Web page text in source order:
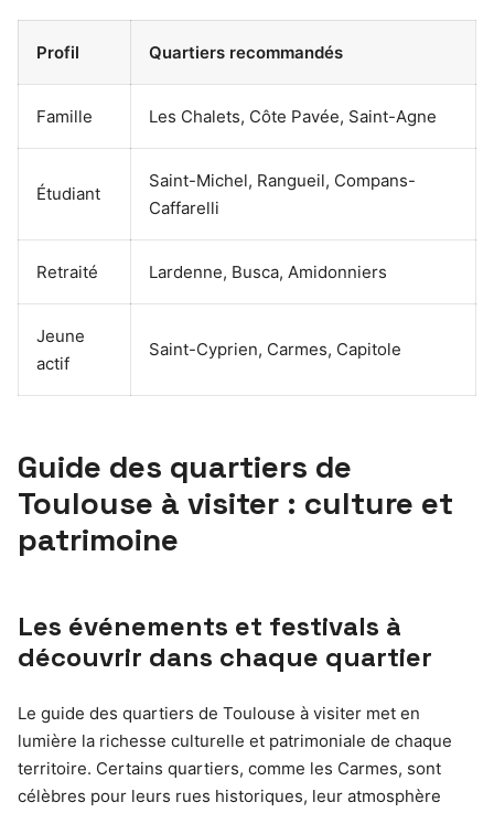
Profil Quartiers recommandés
Famille Les Chalets, Côte Pavée, Saint-Agne
Étudiant
Saint-Michel, Rangueil, Compans-
Caffarelli
Retraité Lardenne, Busca, Amidonniers
Jeune
actif
Saint-Cyprien, Carmes, Capitole
Guide des quartiers de
Toulouse à visiter : culture et
patrimoine
Les événements et festivals à
découvrir dans chaque quartier
Le guide des quartiers de Toulouse à visiter met en
lumière la richesse culturelle et patrimoniale de chaque
territoire. Certains quartiers, comme les Carmes, sont
célèbres pour leurs rues historiques, leur atmosphère